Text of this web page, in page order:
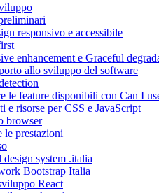
responsivo e accessibile
enhancement e Graceful
allo sviluppo del software
le feature disponibili con Can I
e risorse per CSS e JavaScript
browser
le prestazioni
system .italia
Bootstrap Italia
React